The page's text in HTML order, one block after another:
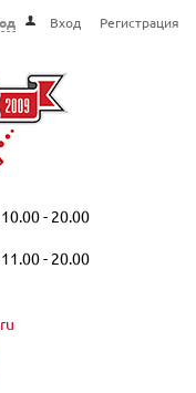
Вход Регистрация
- 20.00
- 20.00